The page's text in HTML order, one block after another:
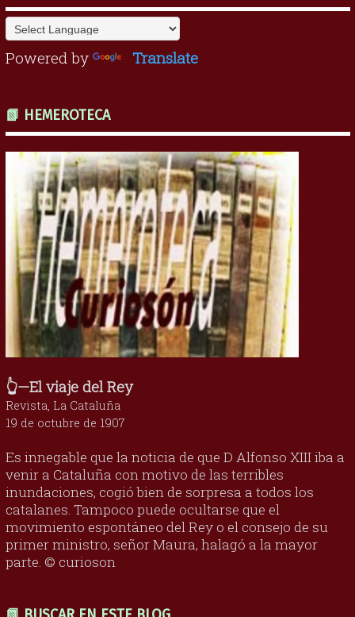
Powered by Translate
📗 HEMEROTECA
👆—El viaje del Rey
Revista, La Cataluña
19 de octubre de 1907
Es innegable que la noticia de que D Alfonso XIII iba a
venir a Cataluña con motivo de las terribles
inundaciones, cogió bien de sorpresa a todos los
catalanes. Tampoco puede ocultarse que el
movimiento espontáneo del Rey o el consejo de su
primer ministro, señor Maura, halagó a la mayor
parte. © curioson